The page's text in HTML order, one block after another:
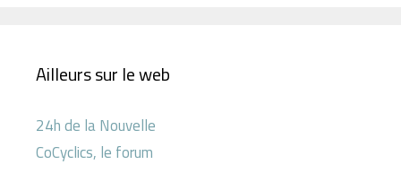
Ailleurs sur le web
24h de la Nouvelle
CoCyclics, le forum